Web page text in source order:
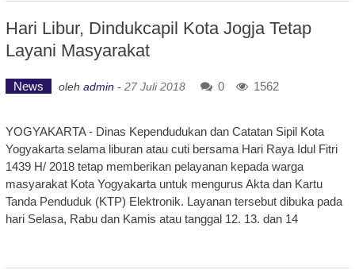
Hari Libur, Dindukcapil Kota Jogja Tetap
Layani Masyarakat
News oleh admin - 27 Juli 2018 0 1562
YOGYAKARTA - Dinas Kependudukan dan Catatan Sipil Kota
Yogyakarta selama liburan atau cuti bersama Hari Raya Idul Fitri
1439 H/ 2018 tetap memberikan pelayanan kepada warga
masyarakat Kota Yogyakarta untuk mengurus Akta dan Kartu
Tanda Penduduk (KTP) Elektronik. Layanan tersebut dibuka pada
hari Selasa, Rabu dan Kamis atau tanggal 12. 13. dan 14